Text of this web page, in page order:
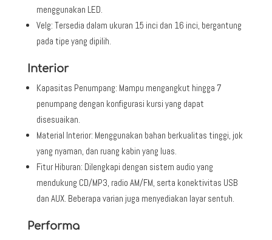
menggunakan LED.
Velg: Tersedia dalam ukuran 15 inci dan 16 inci, bergantung
pada tipe yang dipilih.
Interior
Kapasitas Penumpang: Mampu mengangkut hingga 7
penumpang dengan konfigurasi kursi yang dapat
disesuaikan.
Material Interior: Menggunakan bahan berkualitas tinggi, jok
yang nyaman, dan ruang kabin yang luas.
Fitur Hiburan: Dilengkapi dengan sistem audio yang
mendukung CD/MP3, radio AM/FM, serta konektivitas USB
dan AUX. Beberapa varian juga menyediakan layar sentuh.
Performa